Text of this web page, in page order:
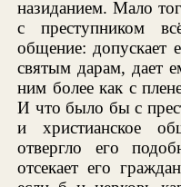
назиданием. Мало
с преступником
общение: допускает
святым дарам, дает
ним более как с
И что было бы с
и христианское
отвергло его
отсекает его